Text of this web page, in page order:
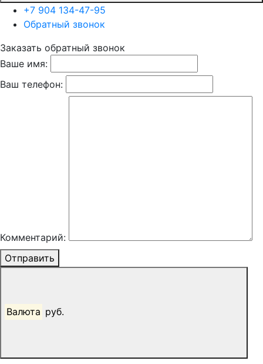
+7 904 134-47-95
Обратный звонок
Заказать обратный звонок
Ваше имя:
Ваш телефон:
Комментарий:
Отправить
Валюта руб.